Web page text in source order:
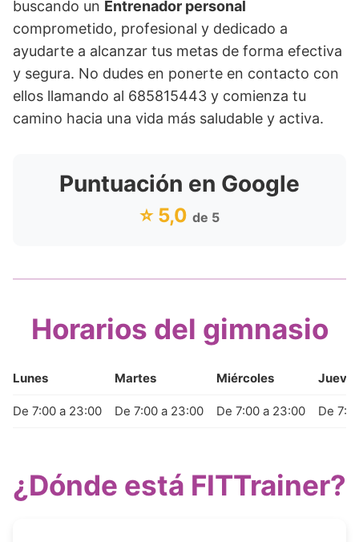
buscando un Entrenador personal
comprometido, profesional y dedicado a
ayudarte a alcanzar tus metas de forma efectiva
y segura. No dudes en ponerte en contacto con
ellos llamando al 685815443 y comienza tu
camino hacia una vida más saludable y activa.
Puntuación en Google
⭐ 5,0 de 5
Horarios del gimnasio
Lunes Martes Miércoles
De 7:00 a 23:00 De 7:00 a 23:00 De 7:00 a 23:00 De
¿Dónde está FITTrainer?